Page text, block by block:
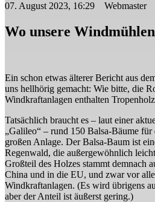
07. August 2023, 16:29 Webmaster
Wo unsere
Ein schon etwas älterer Bericht aus
uns hellhörig gemacht: Wie bitte, die
Windkraftanlagen enthalten
Tatsächlich braucht es – laut einer
„Galileo“ – rund 150 Balsa-Bäume
großen Anlage. Der Balsa-Baum ist
Regenwald, die außergewöhnlich
Großteil des Holzes stammt demnach
China und in die EU, und zwar vor
Windkraftanlagen. (Es wird übrigens
aber der Anteil ist äußerst gering.)